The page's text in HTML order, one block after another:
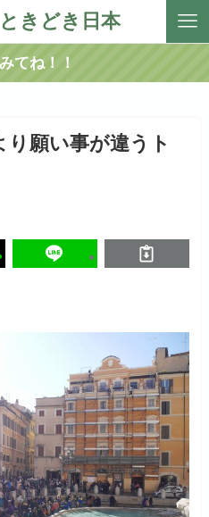
きどき日本
てね！！
り願い事が違うト